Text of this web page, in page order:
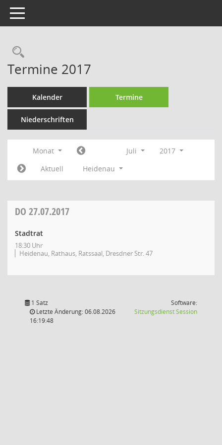
Toggle navigation
Rechercheauswahl
Termine 2017
Kalender Termine
Niederschriften
Monat Juli
2017
Aktuell
Heidenau
DO 27.07.2017
Stadtrat
18:30 Uhr
Heidenau, Rathaus, Ratssaal, Dresdner Str. 47
1 Satz
Letzte Änderung: 06.08.2026
16:19:48
Software:
SitzungsdienstSession(Wird in